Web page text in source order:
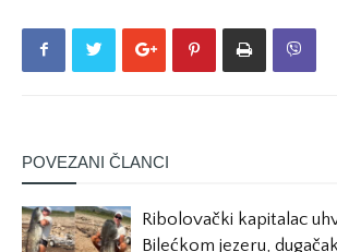
POVEZANI ČLANCI
Ribolovački kapitalac
Bilećkom jezeru,